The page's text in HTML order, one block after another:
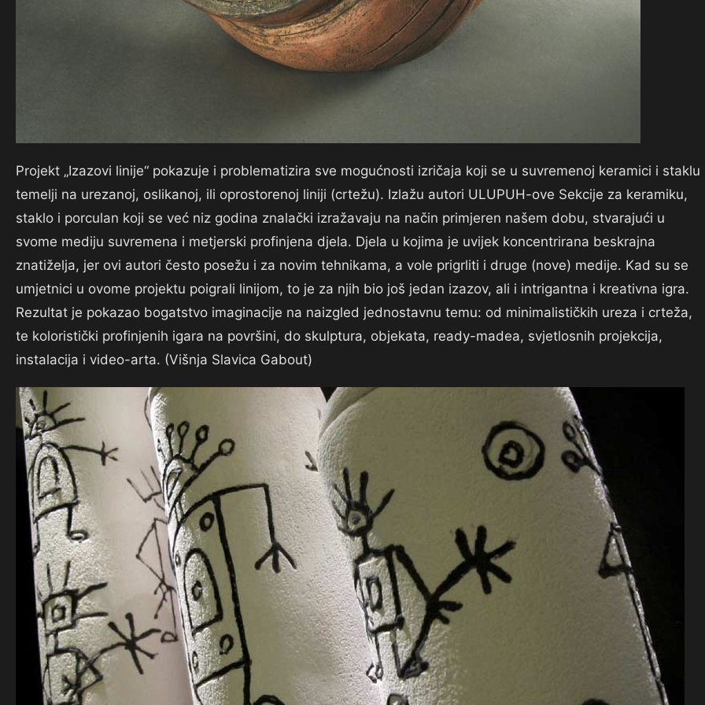
Projekt „Izazovi linije“ pokazuje i problematizira sve mogućnosti izričaja koji se u suvremenoj keramici i staklu
temelji na urezanoj, oslikanoj, ili oprostorenoj liniji (crtežu). Izlažu autori ULUPUH-ove Sekcije za keramiku,
staklo i porculan koji se već niz godina znalački izražavaju na način primjeren našem dobu, stvarajući u
svome mediju suvremena i metjerski profinjena djela. Djela u kojima je uvijek koncentrirana beskrajna
znatiželja, jer ovi autori često posežu i za novim tehnikama, a vole prigrliti i druge (nove) medije. Kad su se
umjetnici u ovome projektu poigrali linijom, to je za njih bio još jedan izazov, ali i intrigantna i kreativna igra.
Rezultat je pokazao bogatstvo imaginacije na naizgled jednostavnu temu: od minimalističkih ureza i crteža,
te koloristički profinjenih igara na površini, do skulptura, objekata, ready-madea, svjetlosnih projekcija,
instalacija i video-arta. (Višnja Slavica Gabout)